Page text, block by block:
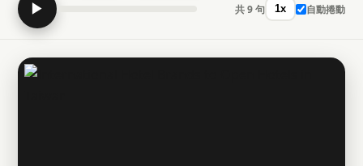
▶ 共 9 句 1x 自動捲動